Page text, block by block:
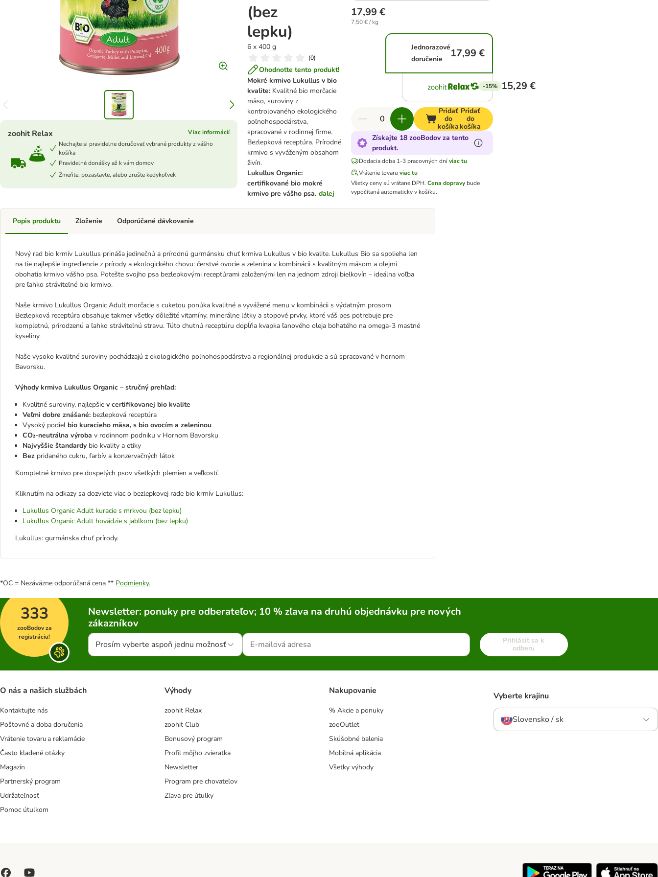
(bez
lepku)
6 x 400 g
(0)
Ohodnoťte tento produkt!
Mokré krmivo Lukullus v bio
kvalite: Kvalitné bio morčacie
mäso, suroviny z
kontrolovaného ekologického
poľnohospodárstva,
spracované v rodinnej firme.
Bezlepková receptúra. Prírodné
krmivo s vyváženým obsahom
živín.
Lukullus Organic:
certifikované bio mokré
krmivo pre vášho psa. ďalej
zoohit Relax
Viac informácií
Nechajte si pravidelne doručovať vybrané produkty z vášho
košíka
Pravidelné donášky až k vám domov
Zmeňte, pozastavte, alebo zrušte kedykoľvek
17,99 €
7,50 € / kg
Jednorazové
doručenie
17,99 €
-15% 15,29 €
Pridať
do
košíka
Pridať
do
košíka
Získajte 18 zooBodov za tento
produkt.
Dodacia doba 1-3 pracovných dníviac tu
Vrátenie tovaru viac tu
Všetky ceny sú vrátane DPH.Cena dopravy bude
vypočítaná automaticky v košíku.
Popis produktu
Nový rad bio krmív Lukullus prináša jedinečnú a prírodnú gurmánsku chuť krmiva Lukullus v bio kvalite. Lukullus Bio sa spolieha len
na tie najlepšie ingrediencie z prírody a ekologického chovu: čerstvé ovocie a zelenina v kombinácii s kvalitným mäsom a olejmi
obohatia krmivo vášho psa. Potešte svojho psa bezlepkovými receptúrami založenými len na jednom zdroji bielkovín – ideálna voľba
pre ľahko stráviteľné bio krmivo.
Naše krmivo Lukullus Organic Adult morčacie s cuketou ponúka kvalitné a vyvážené menu v kombinácii s výdatným prosom.
Bezlepková receptúra ​​obsahuje takmer všetky dôležité vitamíny, minerálne látky a stopové prvky, ktoré váš pes potrebuje pre
kompletnú, prirodzenú a ľahko stráviteľnú stravu. Túto chutnú receptúru dopĺňa kvapka ľanového oleja bohatého na omega-3 mastné
kyseliny.
Naše vysoko kvalitné suroviny pochádzajú z ekologického poľnohospodárstva a regionálnej produkcie a sú spracované v hornom
Bavorsku.
Výhody krmiva Lukullus Organic – stručný prehľad:
Kvalitné suroviny, najlepšie v certifikovanej bio kvalite
Veľmi dobre znášané: bezlepková receptúra
Vysoký podiel bio kuracieho mäsa, s bio ovocím a zeleninou
CO₂-neutrálna výroba v rodinnom podniku v Hornom Bavorsku
Najvyššie štandardy bio kvality a etiky
Bez pridaného cukru, farbív a konzervačných látok
Kompletné krmivo pre dospelých psov všetkých plemien a veľkostí.
Kliknutím na odkazy sa dozviete viac o bezlepkovej rade bio krmív Lukullus:
Lukullus Organic Adult kuracie s mrkvou (bez lepku)
Lukullus Organic Adult hovädzie s jablkom (bez lepku)
Lukullus: gurmánska chuť prírody.
Zloženie Odporúčané dávkovanie
*OC = Nezáväzne odporúčaná cena ** Podmienky.
333
zooBodov za
registráciu!
Newsletter: ponuky pre odberateľov; 10 % zľava na druhú objednávku pre nových
zákazníkov
Prosím vyberte aspoň jednu možnosť
Prihlásiť sa k
odberu
O nás a našich službách
Kontaktujte nás
Poštovné a doba doručenia
Vrátenie tovaru a reklamácie
Často kladené otázky
Magazín
Partnerský program
Udržateľnosť
Pomoc útulkom
Výhody
zoohit Relax
zoohit Club
Bonusový program
Profil môjho zvieratka
Newsletter
Program pre chovateľov
Zľava pre útulky
Nakupovanie
% Akcie a ponuky
zooOutlet
Skúšobné balenia
Mobilná aplikácia
Všetky výhody
Vyberte krajinu
Slovensko / sk